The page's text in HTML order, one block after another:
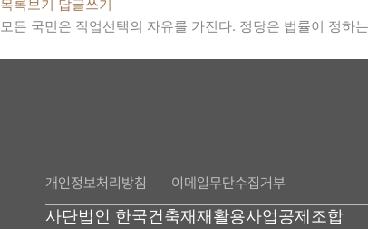
목록보기
답글쓰기
모든 국민은 직업선택의 자유를 가진다. 정당은 법률이 정하
개인정보처리방침 이메일무단수집거부
사단법인 한국건축재재활용사업공제조합